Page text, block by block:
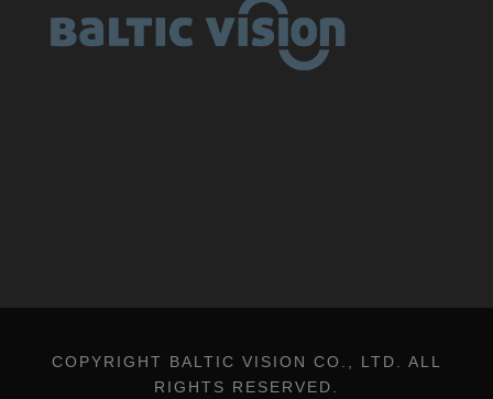
COPYRIGHT BALTIC VISION CO., LTD. ALL
RIGHTS RESERVED.